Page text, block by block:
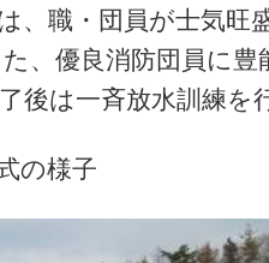
、職・団員が士気旺
、優良消防団員に豊
後は一斉放水訓練を
様子